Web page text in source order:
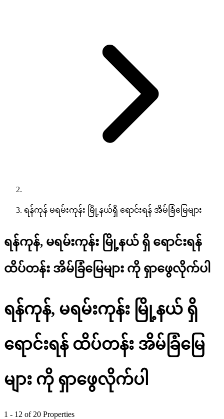
ရန်ကုန် မရမ်းကုန်း မြို့နယ်ရှိ ရောင်းရန် အိမ်ခြံမြေများ
ရန်ကုန်, မရမ်းကုန်း မြို့နယ် ရှိ ရောင်းရန်
ထိပ်တန်း အိမ်ခြံမြေများ ကို ရှာဖွေလိုက်ပါ
ရန်ကုန်, မရမ်းကုန်း မြို့နယ် ရှိ
ရောင်းရန် ထိပ်တန်း အိမ်ခြံမြေ
များ ကို ရှာဖွေလိုက်ပါ
1 - 12 of 20 Properties